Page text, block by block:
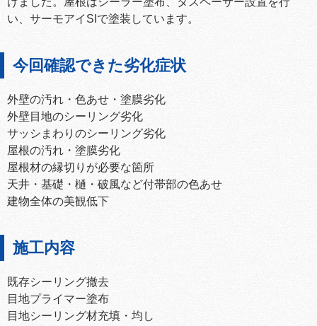
い、サーモアイSIで塗装しています。
今回確認できた劣化症状
外壁の汚れ・色あせ・塗膜劣化
外壁目地のシーリング劣化
サッシまわりのシーリング劣化
屋根の汚れ・塗膜劣化
屋根材の縁切りが必要な箇所
天井・基礎・樋・破風など付帯部の色あせ
建物全体の美観低下
施工内容
既存シーリング撤去
目地プライマー塗布
目地シーリング材充填・均し